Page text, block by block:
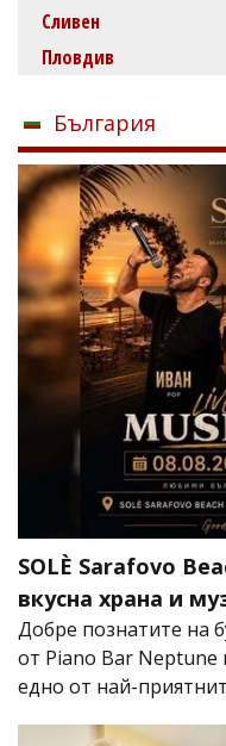
Сливен
Пловдив
България
SOLÈ Sarafovo
вкусна храна и
Добре познатите на
от Piano Bar Neptune
едно от най-